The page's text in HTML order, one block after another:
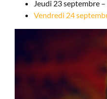
Jeudi 23 septembre
Vendredi 24